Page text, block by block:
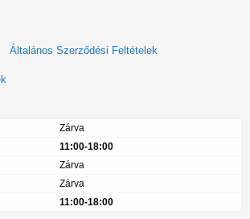
Általános Szerződési Feltételek
Zárva
11:00-18:00
Zárva
Zárva
11:00-18:00